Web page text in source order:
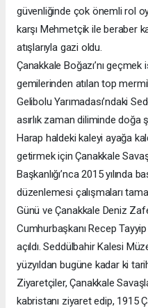
güvenliğinde çok önemli rol
karşı Mehmetçik ile beraber
atışlarıyla gazi oldu.
Çanakkale Boğazı’nı
gemilerinden atılan top
Gelibolu Yarımadası’ndaki
asırlık zaman diliminde doğa
Harap haldeki kaleyi ayağa
getirmek için Çanakkale
Başkanlığı’nca 2015 yılında
düzenlemesi çalışmaları
Günü ve Çanakkale Deniz
Cumhurbaşkanı Recep
açıldı. Seddülbahir Kalesi
yüzyıldan bugüne kadar ki
Ziyaretçiler, Çanakkale
kabristanı ziyaret edip, 1915